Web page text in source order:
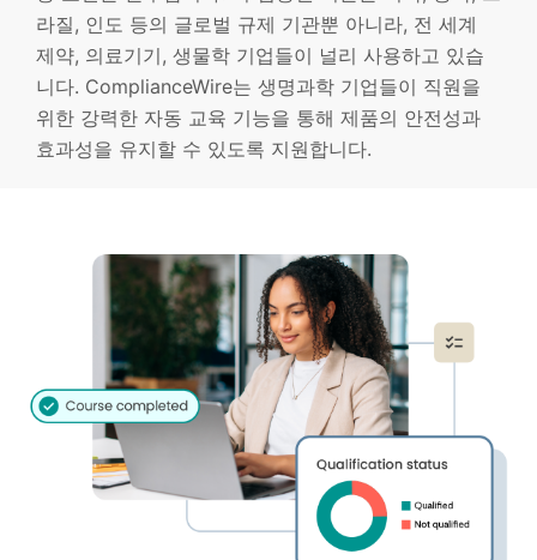
라질, 인도 등의 글로벌 규제 기관뿐 아니라, 전 세계
제약, 의료기기, 생물학 기업들이 널리 사용하고 있습
니다. ComplianceWire는 생명과학 기업들이 직원을
위한 강력한 자동 교육 기능을 통해 제품의 안전성과
효과성을 유지할 수 있도록 지원합니다.